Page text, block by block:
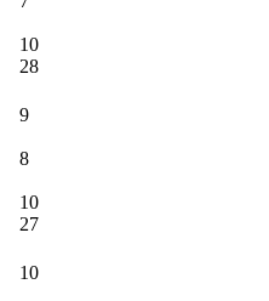
10
28
9
8
10
27
10